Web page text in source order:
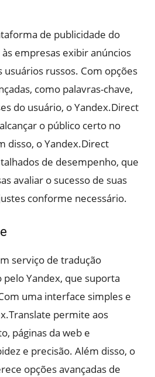
de publicidade do
empresas exibir anúncios
usuários russos. Com opções
como palavras-chave,
do usuário, o Yandex.Direct
o público certo no
disso, o Yandex.Direct
de desempenho, que
avaliar o sucesso de suas
conforme necessário.
serviço de tradução
Yandex, que suporta
uma interface simples e
permite aos
páginas da web e
e precisão. Além disso, o
opções avançadas de